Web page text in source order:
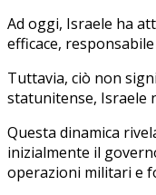
Ad oggi, Israele ha
efficace,
Tuttavia, ciò non
statunitense, Israele
Questa dinamica
inizialmente il
operazioni militari e